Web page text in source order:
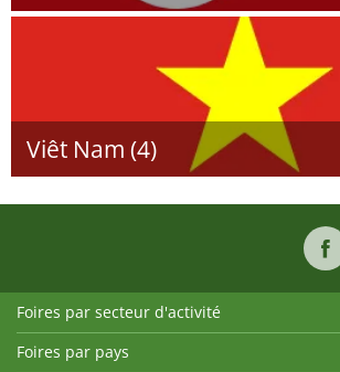
Viêt Nam (4)
Foires par secteur d'activité
Foires par pays